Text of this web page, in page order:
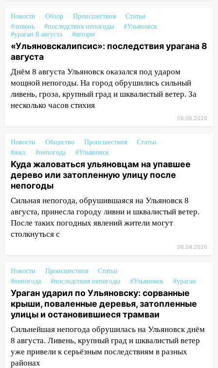
Орджоникидзе
13:47 На Нижней Террасе мощным
ветром вырвало дерево с корнем
13:46
Сильный ветер сорвал крышу с
СТО на проспекте Созидателей
13:35 Непогода продолжает бить по
транспорту: в Ульяновске трамвай
дороги в Ульяновске: фото
13:17 Непогода в Ульяновске не
закончится сегодня: сильные ливни
сохранятся 9 августа
13:15 Трижды «брал в долг» без спроса:
житель Вешкаймского района похитил у
знакомого 191 тысячу рублей
13:14
13:12
Дерево пробило крышу дома на
Новгородской в Ульяновске и рухнуло
на электрощит
13:10 В Заволжском районе дерево
упало во дворе
13:08 Ураган ударил по Ульяновску:
сорванные крыши, поваленные деревья,
затопленные улицы и остановившиеся
Новости Обзор Происшествия
Статьи
#ливень
#последствия непогоды
#Ульяновск
#ураган 8 августа
#шторм
«Ульяновскалипсис»: последствия урагана 8
августа
Днём 8 августа Ульяновск оказался под ударом
мощной непогоды. На город обрушились сильный
ливень, гроза, крупный град и шквалистый ветер. За
несколько часов стихия
08.08.2026
Новости Общество Происшествия
Статьи
#жкх
#непогода #Ульяновск
Куда жаловаться ульяновцам на упавшее
дерево или затопленную улицу после
непогоды
Сильная непогода, обрушившаяся на Ульяновск 8
августа, принесла городу ливни и шквалистый ветер.
После таких погодных явлений жители могут
столкнуться с
08.08.2026
Новости Происшествия
Статьи
#непогода
#последствия непогоды #Ульяновск #ураган
Ураган ударил по Ульяновску: сорванные
крыши, поваленные деревья, затопленные
улицы и остановившиеся трамваи
Сильнейшая непогода обрушилась на Ульяновск днём
8 августа. Ливень, крупный град и шквалистый ветер
уже привели к серьёзным последствиям в разных
районах